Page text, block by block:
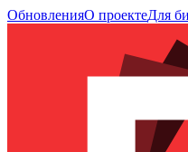
ОбновленияО проектеДля